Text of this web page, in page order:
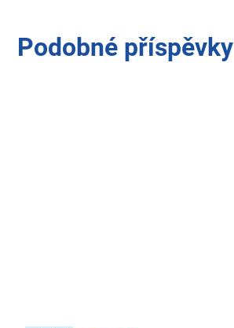
Podobné příspěvky